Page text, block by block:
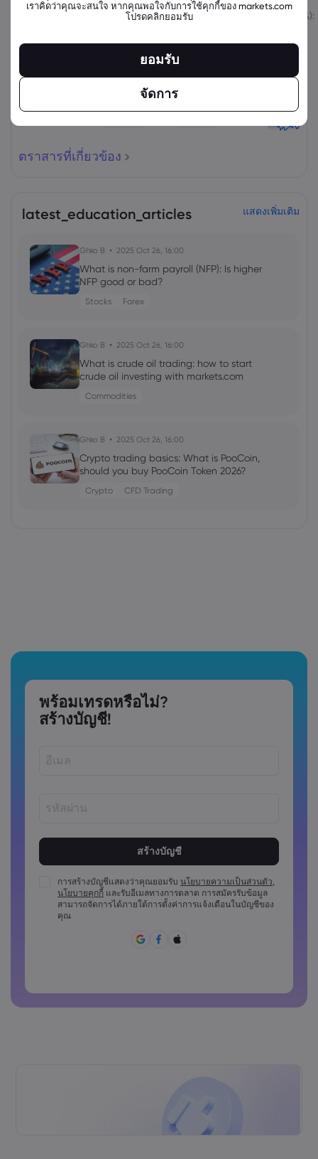
ขาย ซื้อ เปลี่ยนแปลง (%):
ตราสารที่เกี่ยวข้อง
latest_education_articles แสดงเพิ่มเติม
Ghko B 2025 Oct 26, 16:00
What is non-farm payroll (NFP): Is higher
NFP good or bad?
Stocks Forex
Ghko B 2025 Oct 26, 16:00
What is crude oil trading: how to start
crude oil investing with markets.com
Commodities
Ghko B 2025 Oct 26, 16:00
Crypto trading basics: What is PooCoin,
should you buy PooCoin Token 2026?
Crypto CFD Trading
พร้อมเทรดหรือไม่?
สร้างบัญชี!
รหัสผ่านต้องมีตัวพิมพ์ใหญ่อย่างน้อย 1 ตัว
รหัสผ่านต้องมีตัวพิมพ์เล็กอย่างน้อย 1 ตัว
รหัสผ่านจะต้องประกอบด้วย ~!@#£%^&amp;*()_-
+=:;&lt;&lt;&gt;{{,[[]?,.
ไม่สามารถใช้รหัสผ่านที่คาดเดาง่าย
การสร้างบัญชีแสดงว่าคุณยอมรับ นโยบายความเป็นส่วนตัว,
นโยบายคุกกี้ และรับอีเมลทางการตลาด การสมัครรับข้อมูล
สามารถจัดการได้ภายใต้การตั้งค่าการแจ้งเตือนในบัญชีของ
คุณ
เราคิดว่าคุณจะสนใจ หากคุณพอใจกับการใช้คุกกี้ของ markets.com
โปรดคลิกยอมรับ
ยอมรับ
จัดการ